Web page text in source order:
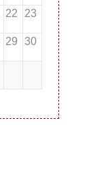
22 23
29 30